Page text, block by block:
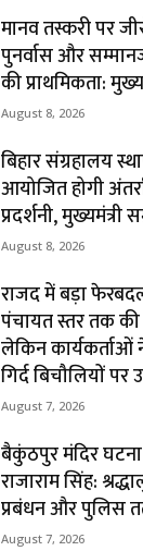
मानव तस्करी पर
पुनर्वास और
की प्राथमिकता:
August 8, 2026
बिहार संग्रहालय
आयोजित होगी
प्रदर्शनी, मुख्यमंत्री
August 8, 2026
राजद में बड़ा
पंचायत स्तर तक
लेकिन कार्यकर्ताओं
गिर्द बिचौलियों पर
August 7, 2026
बैकुंठपुर मंदिर
राजाराम सिंह:
प्रबंधन और पुलिस
August 7, 2026